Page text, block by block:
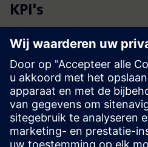
KPI's
Tevredenheid van de bewoners
Vacaturepercentage